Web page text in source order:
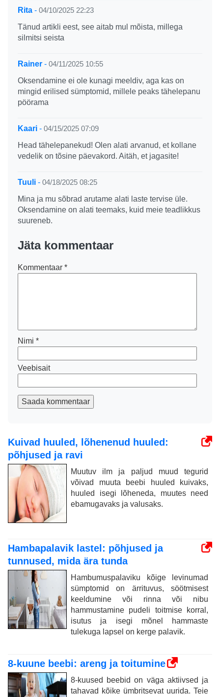
Rita - 04/10/2025 22:23
Tänud artikli eest, see aitab mul mõista, millega
silmitsi seista
Rainer - 04/11/2025 10:55
Oksendamine ei ole kunagi meeldiv, aga kas on
mingid erilised sümptomid, millele peaks tähelepanu
pöörama
Kaari - 04/15/2025 07:09
Head tähelepanekud! Olen alati arvanud, et kollane
vedelik on tõsine päevakord. Aitäh, et jagasite!
Tuuli - 04/18/2025 08:25
Mina ja mu sõbrad arutame alati laste tervise üle.
Oksendamine on alati teemaks, kuid meie teadlikkus
suureneb.
Jäta kommentaar
Kommentaar *
Nimi *
Veebisait
Saada kommentaar
Kuivad huuled, lõhenenud huuled:
põhjused ja ravi
Muutuv ilm ja paljud muud tegurid
võivad muuta beebi huuled kuivaks,
huuled isegi lõheneda, muutes need
ebamugavaks ja valusaks.
Hambapalavik lastel: põhjused ja
tunnused, mida ära tunda
Hambumuspalaviku kõige levinumad
sümptomid on ärrituvus, söötmisest
keeldumine või rinna või nibu
hammustamine pudeli toitmise korral,
isutus ja isegi mõnel hammaste
tulekuga lapsel on kerge palavik.
8-kuune beebi: areng ja toitumine
8-kuused beebid on väga aktiivsed ja
tahavad kõike ümbritsevat uurida. Teie